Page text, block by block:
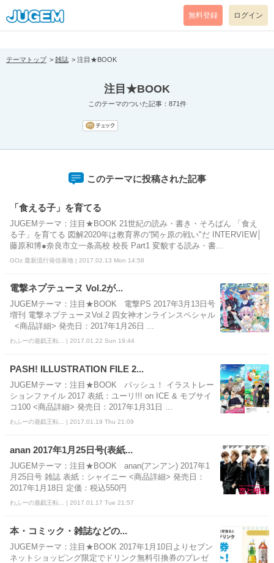
[pear_error: message="Success" code=0 mode=return level=notice
prefix="" info=""]
無料登録 ログイン
テーマトップ 雑誌 注目★BOOK
注目★BOOK
このテーマのついた記事：871件
このテーマに投稿された記事
「食える子」を育てる
JUGEMテーマ：注目★BOOK 21世紀の読み・書き・そろばん 「食え
る子」を育てる 図解2020年は教育界の“関ヶ原の戦い"だ INTERVIEW│
藤原和博●奈良市立一条高校 校長 Part1 変貌する読み・書...
GOz 最新流行発信基地 | 2017.02.13 Mon 14:58
電撃ネプテューヌ Vol.2が...
JUGEMテーマ：注目★BOOK 電撃PS 2017年3月13日号
増刊 電撃ネプテューヌVol.2 四女神オンラインスペシャル
<商品詳細> 発売日：2017年1月26日 ...
わふーの遊戯王転... | 2017.01.22 Sun 19:44
PASH! ILLUSTRATION FILE 2...
JUGEMテーマ：注目★BOOK パッシュ！ イラストレー
ションファイル 2017 表紙：ユーリ!!! on ICE & モブサイ
コ100 <商品詳細> 発売日：2017年1月31日 ...
わふーの遊戯王転... | 2017.01.19 Thu 21:09
anan 2017年1月25日号(表紙...
JUGEMテーマ：注目★BOOK anan(アンアン) 2017年1
月25日号 雑誌 表紙：シャイニー <商品詳細> 発売日：
2017年1月18日 定価：税込550円
わふーの遊戯王転... | 2017.01.17 Tue 21:57
本・コミック・雑誌などの...
JUGEMテーマ：注目★BOOK 2017年1月10日よりセブン
ネットショッピング限定でドリンク無料引換券のプレゼ